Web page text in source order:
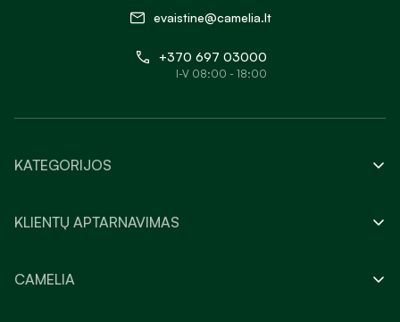
evaistine@camelia.lt
+370 697 03000
I-V 08:00 - 18:00
KATEGORIJOS
KLIENTŲ APTARNAVIMAS
CAMELIA